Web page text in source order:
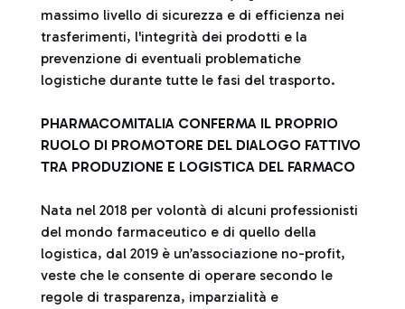
massimo livello di sicurezza e di efficienza nei
trasferimenti, l'integrità dei prodotti e la
prevenzione di eventuali problematiche
logistiche durante tutte le fasi del trasporto.
PHARMACOMITALIA CONFERMA IL PROPRIO
RUOLO DI PROMOTORE DEL DIALOGO FATTIVO
TRA PRODUZIONE E LOGISTICA DEL FARMACO
Nata nel 2018 per volontà di alcuni professionisti
del mondo farmaceutico e di quello della
logistica, dal 2019 è un’associazione no-profit,
veste che le consente di operare secondo le
regole di trasparenza, imparzialità e